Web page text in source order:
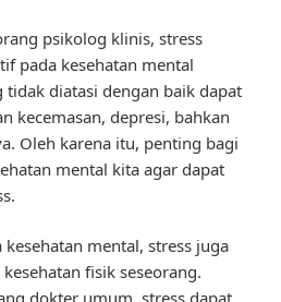
psikolog klinis, stress
pada kesehatan mental
tidak diatasi dengan baik dapat
kecemasan, depresi, bahkan
Oleh karena itu, penting bagi
mental kita agar dapat
mental, stress juga
fisik seseorang.